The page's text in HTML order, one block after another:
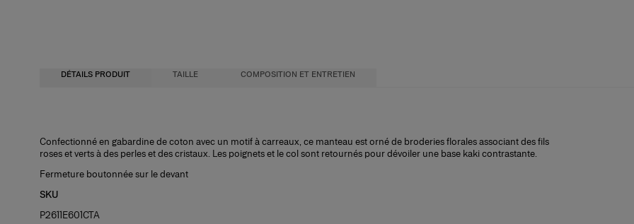
DÉTAILS PRODUIT TAILLE COMPOSITION ET ENTRETIEN
Confectionné en gabardine de coton avec un motif à carreaux, ce manteau est orné de broderies florales associant des fils
roses et verts à des perles et des cristaux. Les poignets et le col sont retournés pour dévoiler une base kaki contrastante.
Fermeture boutonnée sur le devant
SKU
P2611E601CTA
Coupe légèrement oversize
Le modèle mesure 1,78 m (5’10”) et porte une taille US 2
100 % viscose